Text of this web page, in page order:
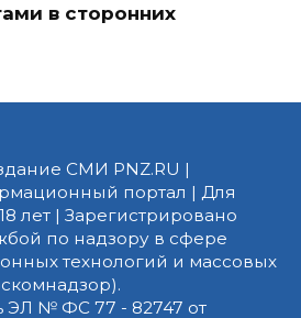
в сторонних
СМИ PNZ.RU |
портал | Для
лет | Зарегистрировано
по надзору в сфере
технологий и массовых
ЭЛ № ФС 77 - 82747 от